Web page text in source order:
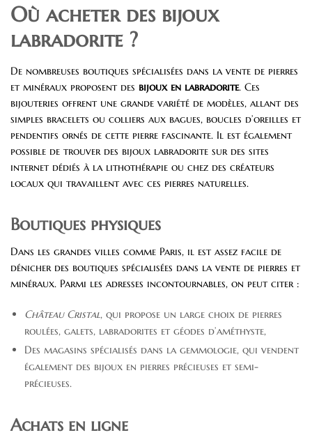
Où acheter des bijoux
labradorite ?
De nombreuses boutiques spécialisées dans la vente de pierres
et minéraux proposent des bijoux en labradorite. Ces
bijouteries offrent une grande variété de modèles, allant des
simples bracelets ou colliers aux bagues, boucles d’oreilles et
pendentifs ornés de cette pierre fascinante. Il est également
possible de trouver des bijoux labradorite sur des sites
internet dédiés à la lithothérapie ou chez des créateurs
locaux qui travaillent avec ces pierres naturelles.
Boutiques physiques
Dans les grandes villes comme Paris, il est assez facile de
dénicher des boutiques spécialisées dans la vente de pierres et
minéraux. Parmi les adresses incontournables, on peut citer :
Château Cristal, qui propose un large choix de pierres
roulées, galets, labradorites et géodes d’améthyste,
Des magasins spécialisés dans la gemmologie, qui vendent
également des bijoux en pierres précieuses et semi-
précieuses.
Achats en ligne